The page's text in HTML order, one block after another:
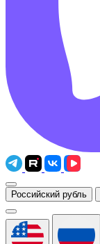
Российский рубль